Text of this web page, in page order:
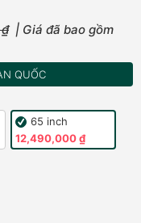
| Giá đã bao gồm
QUỐC
65 inch
12,490,000 ₫